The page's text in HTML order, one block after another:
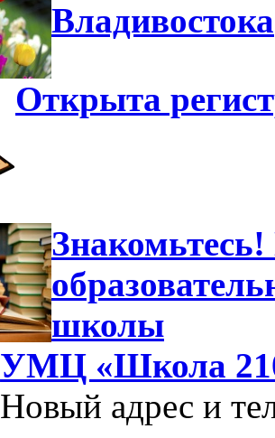
Владивостока
Открыта
школы
УМЦ «Школа
Новый адрес и